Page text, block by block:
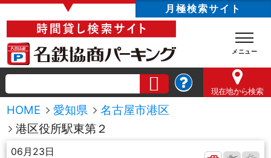
▼ 月極検索サイト
現在地から検索
HOME 愛知県
名古屋市港区
港区役所駅東第２
06月23日